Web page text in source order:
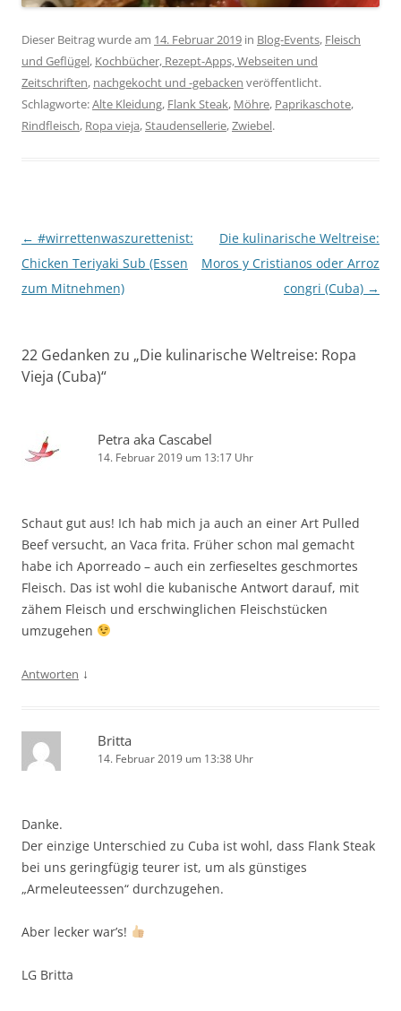
Dieser Beitrag wurde am 14. Februar 2019 in Blog-Events, Fleisch
und Geflügel, Kochbücher, Rezept-Apps, Webseiten und
Zeitschriften, nachgekocht und -gebacken veröffentlicht.
Schlagworte:Alte Kleidung, Flank Steak, Möhre, Paprikaschote,
Rindfleisch, Ropa vieja,Staudensellerie,Zwiebel.
Beitragsnavigation
← #wirrettenwaszurettenist:
Chicken Teriyaki Sub (Essen
zum Mitnehmen)
Die kulinarische Weltreise:
Moros y Cristianos oder Arroz
congri (Cuba) →
22 Gedanken zu „Die kulinarische Weltreise: Ropa
Vieja (Cuba)“
Petra aka Cascabel
14. Februar 2019 um 13:17 Uhr
Schaut gut aus! Ich hab mich ja auch an einer Art Pulled
Beef versucht, an Vaca frita. Früher schon mal gemacht
habe ich Aporreado – auch ein zerfieseltes geschmortes
Fleisch. Das ist wohl die kubanische Antwort darauf, mit
zähem Fleisch und erschwinglichen Fleischstücken
umzugehen
Antworten ↓
Britta
14. Februar 2019 um 13:38 Uhr
Danke.
Der einzige Unterschied zu Cuba ist wohl, dass Flank Steak
bei uns geringfügig teurer ist, um als günstiges
„Armeleuteessen“ durchzugehen.
Aber lecker war’s!
LG Britta